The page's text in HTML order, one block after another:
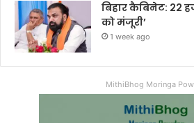
बिहार कैबिनेट: 22
को मंजूरी’
1 week ago
MithiBhog Moringa